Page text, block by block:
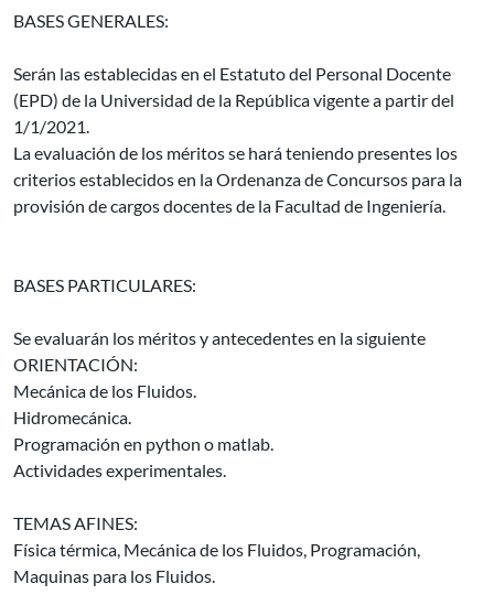
BASES GENERALES:
Serán las establecidas en el Estatuto del Personal Docente
(EPD) de la Universidad de la República vigente a partir del
1/1/2021.
La evaluación de los méritos se hará teniendo presentes los
criterios establecidos en la Ordenanza de Concursos para la
provisión de cargos docentes de la Facultad de Ingeniería.
BASES PARTICULARES:
Se evaluarán los méritos y antecedentes en la siguiente
ORIENTACIÓN:
Mecánica de los Fluidos.
Hidromecánica.
Programación en python o matlab.
Actividades experimentales.
TEMAS AFINES:
Física térmica, Mecánica de los Fluidos, Programación,
Maquinas para los Fluidos.